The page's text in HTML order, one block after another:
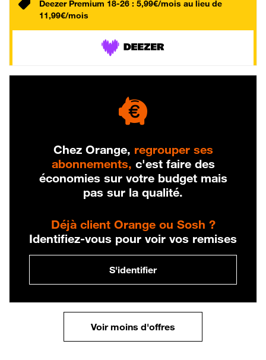
Deezer Premium 18-26 : 5,99€/mois au lieu de
11,99€/mois
Chez Orange, regrouper ses
abonnements, c'est faire des
économies sur votre budget mais
pas sur la qualité.
Déjà client Orange ou Sosh ?
Identifiez-vous pour voir vos remises
S'identifier
Voir moins d'offres